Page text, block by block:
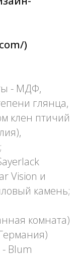
)
- МДФ,
глянца,
клен птичий
Vision и
камень;
комната)
Blum